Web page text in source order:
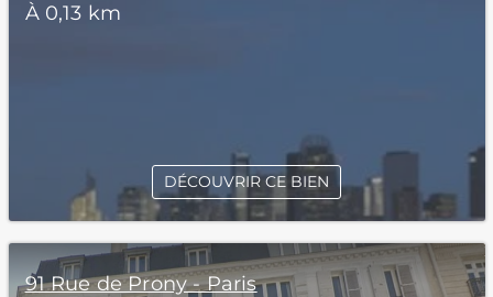
À 0,13 km
DÉCOUVRIR CE BIEN
91 Rue de Prony - Paris